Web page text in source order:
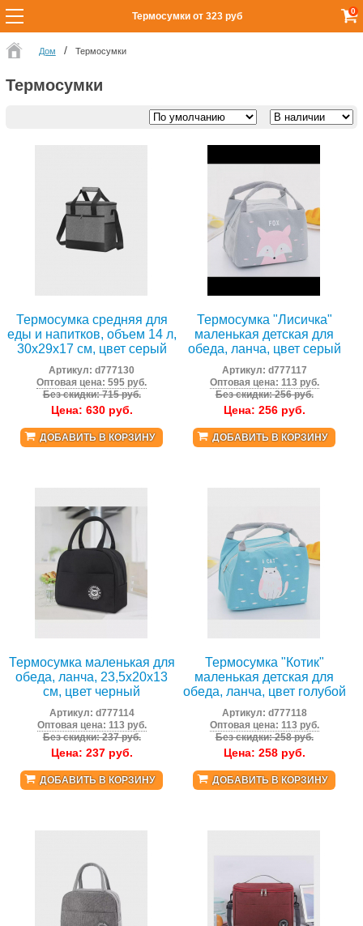
Дом Термосумки
Термосумки
Термосумка средняя для
еды и напитков, объем 14 л,
30x29x17 см, цвет серый
Артикул:d777130
Оптовая цена: 595 руб.
Без скидки: 715 руб.
Цена: 630руб.
ДОБАВИТЬ В КОРЗИНУ
Термосумка "Лисичка"
маленькая детская для
обеда, ланча, цвет серый
Артикул: d777117
Оптовая цена: 113 руб.
Без скидки: 256 руб.
Цена: 256руб.
ДОБАВИТЬ В КОРЗИНУ
Термосумка маленькая для
обеда, ланча, 23,5x20x13
см, цвет черный
Артикул: d777114
Оптовая цена: 113 руб.
Без скидки: 237 руб.
Цена: 237руб.
ДОБАВИТЬ В КОРЗИНУ
Термосумка "Котик"
маленькая детская для
обеда, ланча, цвет голубой
Артикул: d777118
Оптовая цена: 113 руб.
Без скидки: 258 руб.
Цена: 258руб.
ДОБАВИТЬ В КОРЗИНУ
Термосумки от 323 руб 0